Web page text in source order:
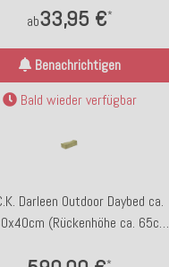
ab33,95 €*
Benachrichtigen
Bald wieder verfügbar
Darleen Outdoor Daybed ca.
(Rückenhöhe ca. 65cm)
*